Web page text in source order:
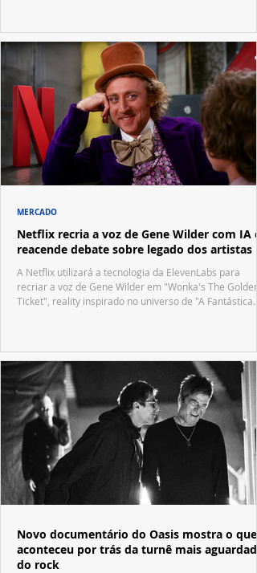
Netflix recria a voz de Gene Wilder com IA e
reacende debate sobre legado dos artistas
A Netflix utilizará a tecnologia da ElevenLabs para
recriar a voz de Gene Wilder em "Wonka's The Golden
Ticket", reality inspirado no universo de "A Fantástica
MERCADO
Novo documentário do Oasis mostra o que
aconteceu por trás da turnê mais aguardada
do rock